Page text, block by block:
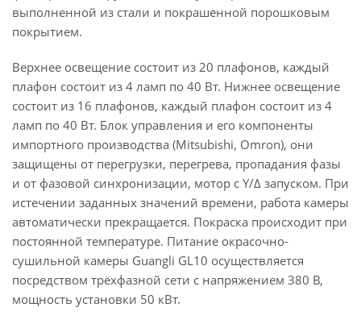
выполненной из стали и покрашенной порошковым
покрытием.
Верхнее освещение состоит из 20 плафонов, каждый
плафон состоит из 4 ламп по 40 Вт. Нижнее освещение
состоит из 16 плафонов, каждый плафон состоит из 4
ламп по 40 Вт. Блок управления и его компоненты
импортного производства (Mitsubishi, Omron), они
защищены от перегрузки, перегрева, пропадания фазы
и от фазовой синхронизации, мотор с Y/Δ запуском. При
истечении заданных значений времени, работа камеры
автоматически прекращается. Покраска происходит при
постоянной температуре. Питание окрасочно-
сушильной камеры Guangli GL10 осуществляется
посредством трёхфазной сети с напряжением 380 В,
мощность установки 50 кВт.